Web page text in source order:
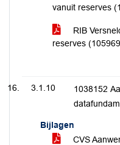
vanuit reserves
RIB
reserves
3.1.10
1038152 Aanwenden krediet doorontwikkeling
Bijlagen
CVS